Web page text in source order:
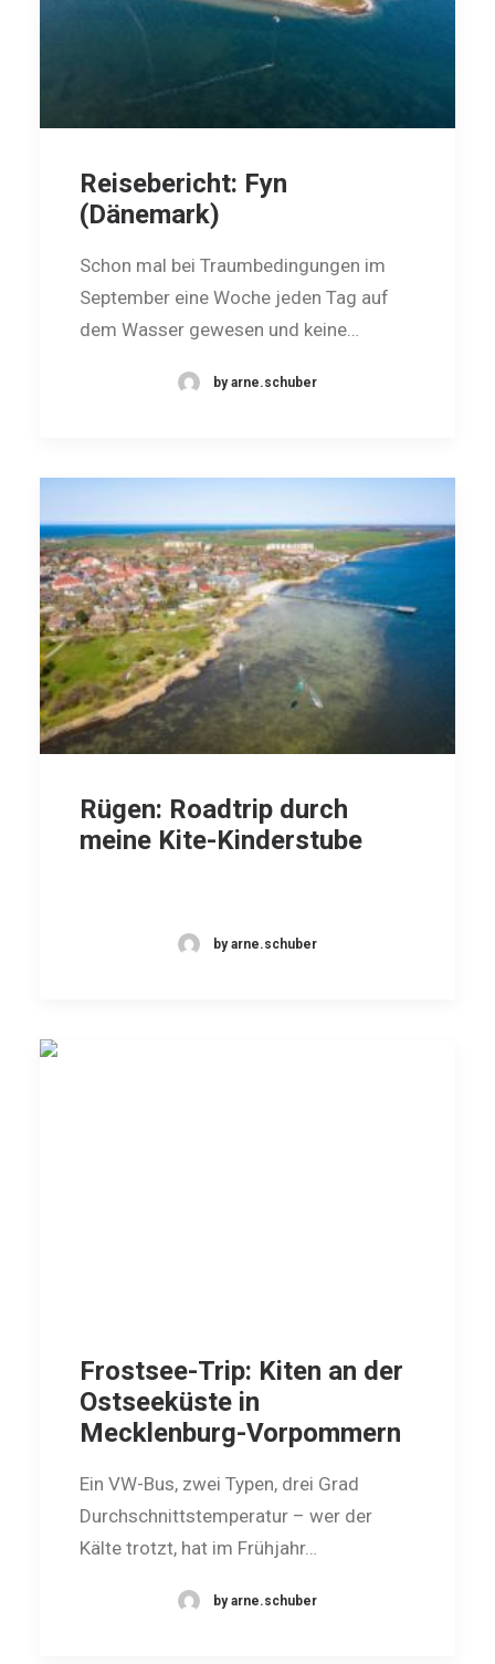
Reisebericht: Fyn
(Dänemark)
Schon mal bei Traumbedingungen im
September eine Woche jeden Tag auf
dem Was­ser gewesen und keine…
by arne.schuber
Rügen: Roadtrip durch
meine Kite-Kinderstube
by arne.schuber
Frostsee-Trip: Kiten an der
Ostseeküste in
Mecklenburg-Vorpommern
Ein VW-Bus, zwei Typen, drei Grad
Durchschnittstemperatur – wer der
Kälte trotzt, hat im Frühjahr…
by arne.schuber